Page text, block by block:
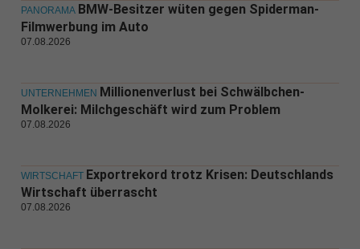
PANORAMA BMW-Besitzer wüten gegen Spiderman-
Filmwerbung im Auto
07.08.2026
UNTERNEHMEN Millionenverlust bei Schwälbchen-
Molkerei: Milchgeschäft wird zum Problem
07.08.2026
WIRTSCHAFT Exportrekord trotz Krisen: Deutschlands
Wirtschaft überrascht
07.08.2026